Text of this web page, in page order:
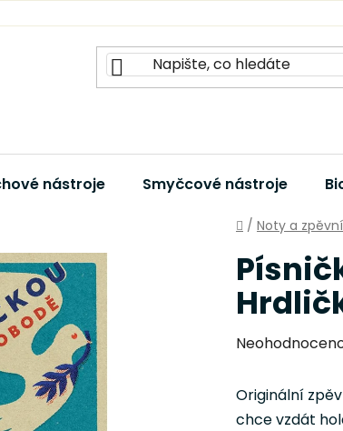
nástroje Smyčcové nástroje
Domů
/ Noty a
Průměrné
produktu
je
Originální
chce vzdát